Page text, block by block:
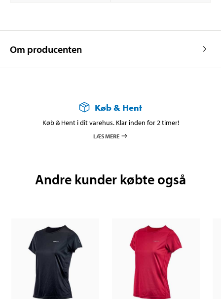
Om producenten
Køb & Hent
Køb & Hent i dit varehus. Klar inden for 2 timer!
LÆS MERE
Andre kunder købte også